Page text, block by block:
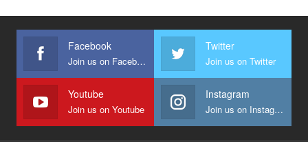
Facebook
Join us on Facebook
Twitter
Join us on Twitter
Youtube
Join us on Youtube
Instagram
Join us on Instagram